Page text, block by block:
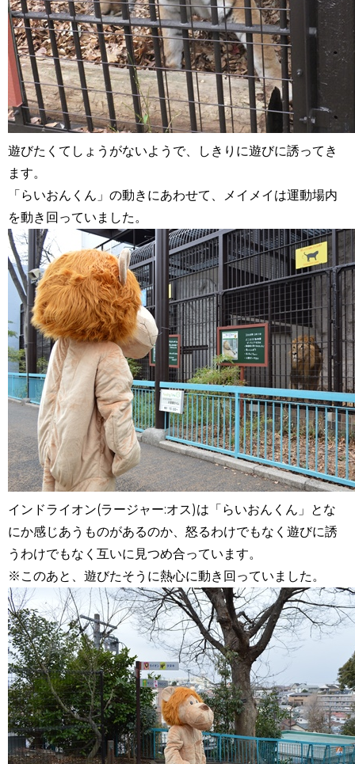
遊びたくてしょうがないようで、しきりに遊びに誘ってき
ます。
「らいおんくん」の動きにあわせて、メイメイは運動場内
を動き回っていました。
インドライオン(ラージャー:オス)は「らいおんくん」とな
にか感じあうものがあるのか、怒るわけでもなく遊びに誘
うわけでもなく互いに見つめ合っています。
※このあと、遊びたそうに熱心に動き回っていました。